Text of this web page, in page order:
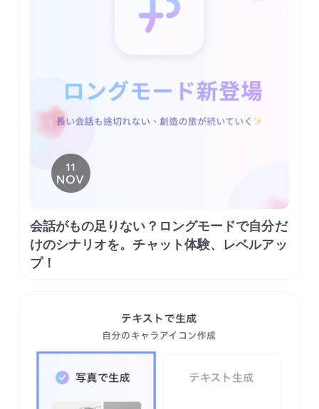
11
NOV
会話がもの足りない？ロングモードで自分だ
けのシナリオを。チャット体験、レベルアッ
プ！